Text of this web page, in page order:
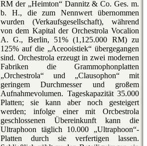
RM der „Heimton“ Dannitz & Co. Ges. m.
b. H., die zum Nennwert übernommen
wurden (Verkaufsgesellschaft), während
von dem Kapital der Orchestrola Vocalion
A. G., Berlin, 51% (1,125.000 RM) zu
125% auf die „Aceooistiek“ übergegangen
sind. Orchestrola erzeugt in zwei modernen
Fabriken die Grammophonplatten
„Orchestrola“ und „Clausophon“ mit
geringem Durchmesser und großem
Aufnahmevolumen. Tageskapazität 35.000
Platten; sie kann aber noch gesteigert
werden; infolge einer mit Orcbestrola
geschlossenen Übereinkunft kann die
Ultraphoon täglich 10.000 „Ultraphoon“-
Platten durch sie verfertigen lassen.